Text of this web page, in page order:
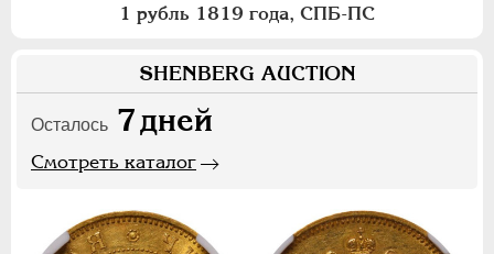
1 рубль 1819 года, СПБ-ПС
SHENBERG AUCTION
Осталось 7дней
Смотреть каталог